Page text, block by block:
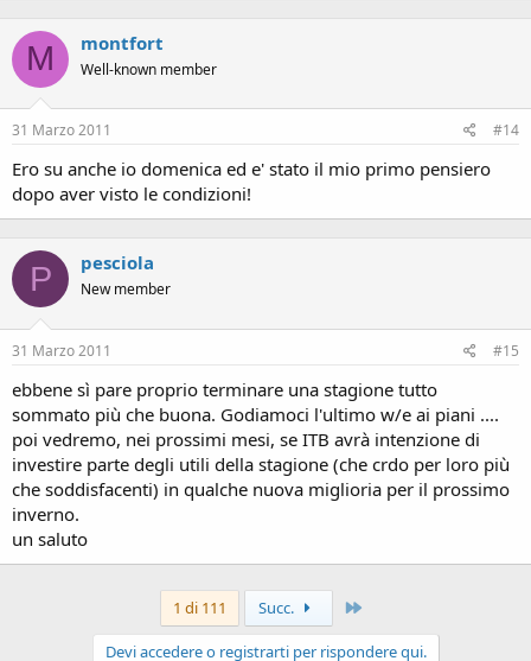
M montfort
Well-known member
31 Marzo 2011 #14
Ero su anche io domenica ed e' stato il mio primo pensiero
dopo aver visto le condizioni!
P pesciola
New member
31 Marzo 2011 #15
ebbene sì pare proprio terminare una stagione tutto
sommato più che buona. Godiamoci l'ultimo w/e ai piani ....
poi vedremo, nei prossimi mesi, se ITB avrà intenzione di
investire parte degli utili della stagione (che crdo per loro più
che soddisfacenti) in qualche nuova miglioria per il prossimo
inverno.
un saluto
1 di 111 Succ.
Devi accedere o registrarti per rispondere qui.